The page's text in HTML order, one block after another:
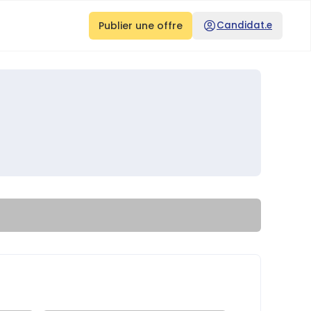
Publier une offre Candidat.e